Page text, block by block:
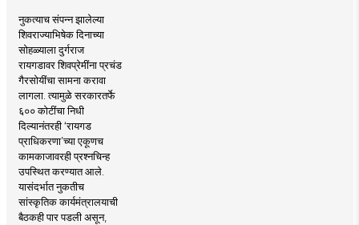
नुकत्याच संपन्न झालेल्या
शिवराज्याभिषेक दिनाच्या
सोहळ्याला दुर्गराज
रायगडावर शिवप्रेमींना प्रचंड
गैरसोयींचा सामना करावा
लागला. त्यामुळे सरकारतर्फे
६०० कोटींचा निधी
दिल्यानंतरही ‘रायगड
प्राधिकरणा’च्या एकूणच
कामकाजावरही प्रश्नचिन्ह
उपस्थित करण्यात आले.
यासंदर्भात नुकतीच
सांस्कृतिक कार्यमंत्रालयाची
बैठकही पार पडली असून,